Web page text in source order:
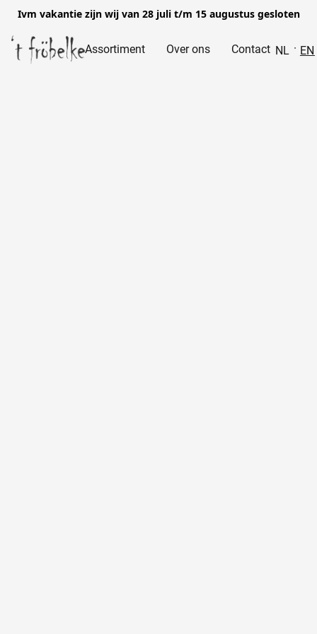
Ivm vakantie zijn wij van 28 juli t/m 15 augustus gesloten
Assortiment Over ons Contact NL EN